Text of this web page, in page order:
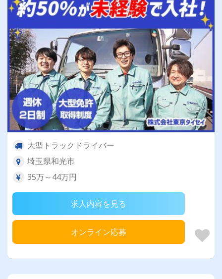
す！
大型トラックドライバー
埼玉県和光市
35万～44万円
求人内容を見る
オンライン応募